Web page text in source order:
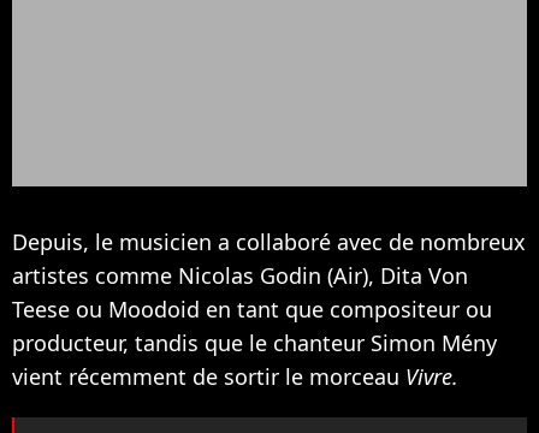
Depuis, le musicien a collaboré avec de nombreux
artistes comme Nicolas Godin (Air), Dita Von
Teese ou Moodoid en tant que compositeur ou
producteur, tandis que le chanteur Simon Mény
vient récemment de sortir le morceau Vivre.